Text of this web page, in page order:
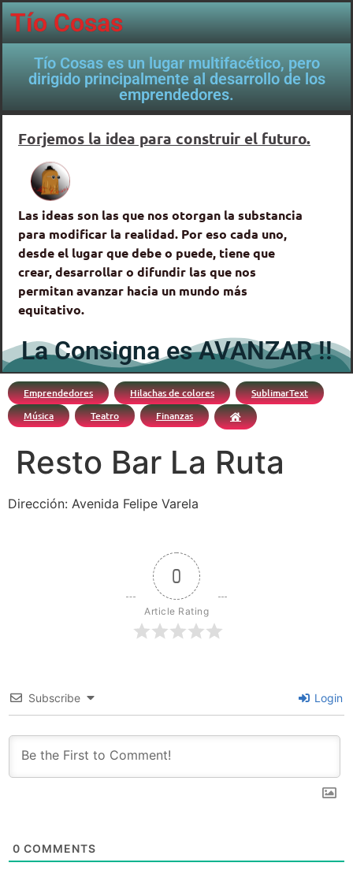
Tío Cosas
Tío Cosas es un lugar multifacético, pero
dirigido principalmente al desarrollo de los
emprendedores.
Forjemos la idea para construir el futuro.
Las ideas son las que nos otorgan la substancia
para modificar la realidad. Por eso cada uno,
desde el lugar que debe o puede, tiene que
crear, desarrollar o difundir las que nos
permitan avanzar hacia un mundo más
equitativo.
La Consigna es AVANZAR !!
Emprendedores Hilachas de colores
SublimarText
Música
Teatro Finanzas
Resto Bar La Ruta
Dirección: Avenida Felipe Varela
0
Article Rating
Subscribe Login
0 COMMENTS